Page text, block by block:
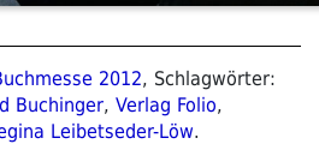
2012, Schlagwörter:
Buchinger, Verlag Folio,
Leibetseder-Löw.